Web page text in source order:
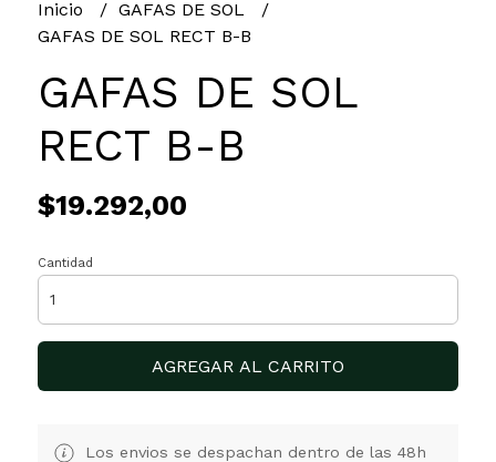
Inicio
GAFAS DE SOL
GAFAS DE SOL RECT B-B
GAFAS DE SOL
RECT B-B
$19.292,00
Cantidad
AGREGAR AL CARRITO
Los envios se despachan dentro de las 48h